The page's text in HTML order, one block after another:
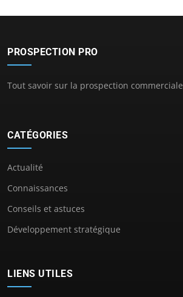
PROSPECTION PRO
Tout savoir sur la prospection commerciale
CATÉGORIES
Actualité
Connaissances
Conseils et astuces
Développement stratégique
LIENS UTILES